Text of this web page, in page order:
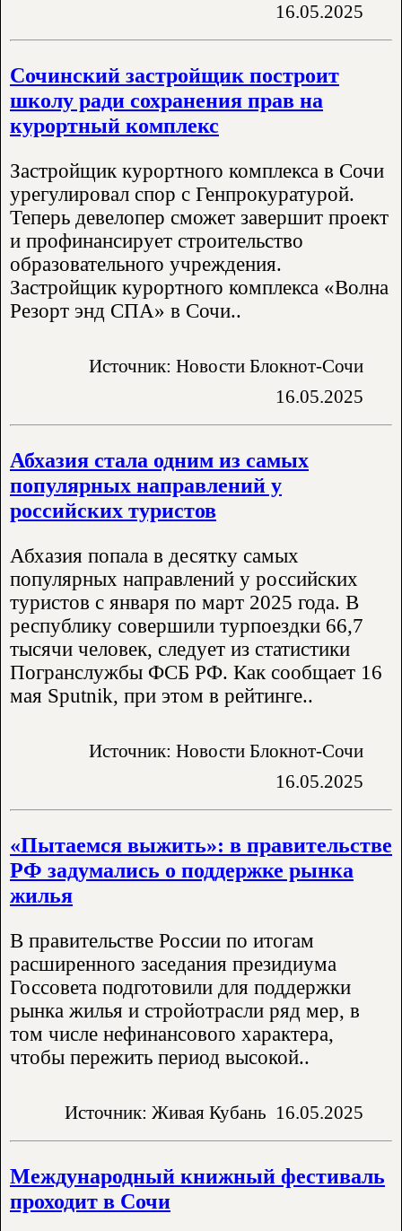
16.05.2025
Сочинский застройщик построит
школу ради сохранения прав на
курортный комплекс
Застройщик курортного комплекса в Сочи
урегулировал спор с Генпрокуратурой.
Теперь девелопер сможет завершит проект
и профинансирует строительство
образовательного учреждения.
Застройщик курортного комплекса «Волна
Резорт энд СПА» в Сочи..
Источник: Новости Блокнот-Сочи
16.05.2025
Абхазия стала одним из самых
популярных направлений у
российских туристов
Абхазия попала в десятку самых
популярных направлений у российских
туристов с января по март 2025 года. В
республику совершили турпоездки 66,7
тысячи человек, следует из статистики
Погранслужбы ФСБ РФ. Как сообщает 16
мая Sputnik, при этом в рейтинге..
Источник: Новости Блокнот-Сочи
16.05.2025
«Пытаемся выжить»: в правительстве
РФ задумались о поддержке рынка
жилья
В правительстве России по итогам
расширенного заседания президиума
Госсовета подготовили для поддержки
рынка жилья и стройотрасли ряд мер, в
том числе нефинансового характера,
чтобы пережить период высокой..
Источник: Живая Кубань 16.05.2025
Международный книжный фестиваль
проходит в Сочи